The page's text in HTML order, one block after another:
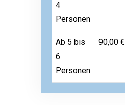
4
Personen
Ab 5 bis
6
Personen
90,00 €